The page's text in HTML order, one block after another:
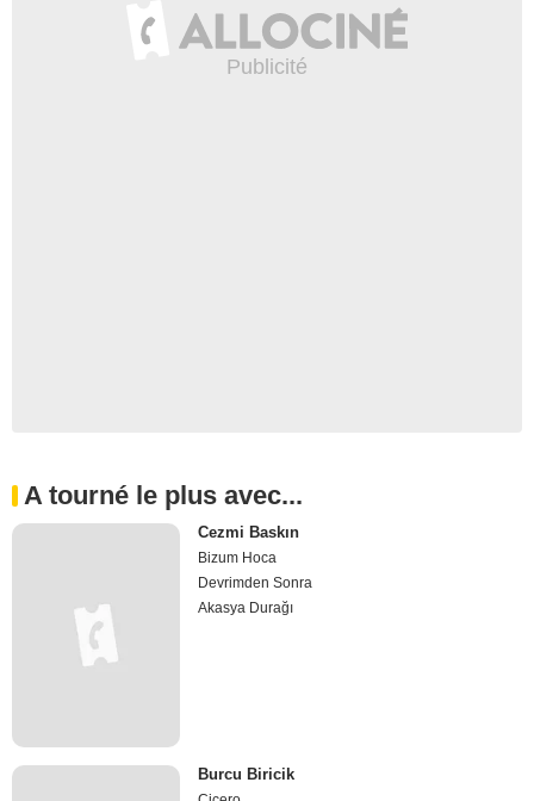
A tourné le plus avec...
Cezmi Baskın
Bizum Hoca
Devrimden Sonra
Akasya Durağı
Burcu Biricik